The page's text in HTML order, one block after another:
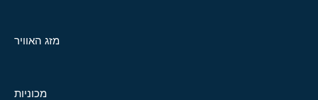
מזג האוויר
מכוניות